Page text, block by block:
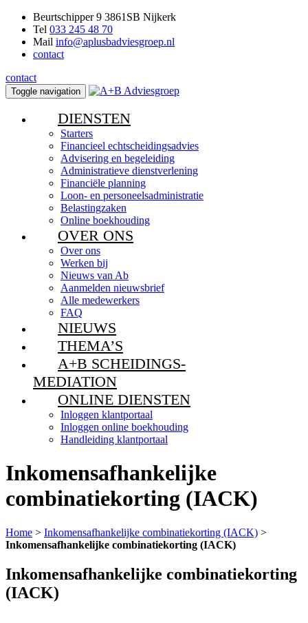
Beurtschipper 9 3861SB Nijkerk
Tel 033 245 48 70
Mail info@aplusbadviesgroep.nl
contact
contact
Toggle navigation
DIENSTEN
Starters
Financieel echtscheidingsadvies
Advisering en begeleiding
Administratieve dienstverlening
Financiële planning
Loon- en personeelsadministratie
Belastingzaken
Online boekhouding
OVER ONS
Over ons
Werken bij
Nieuws van Ab
Aanmelden nieuwsbrief
Alle medewerkers
FAQ
NIEUWS
THEMA’S
A+B SCHEIDINGS-
MEDIATION
ONLINE DIENSTEN
Inloggen klantportaal
Inloggen online boekhouding
Handleiding klantportaal
Inkomensafhankelijke
combinatiekorting (IACK)
Home > Inkomensafhankelijke combinatiekorting (IACK) >
Inkomensafhankelijke combinatiekorting (IACK)
Inkomensafhankelijke combinatiekorting
(IACK)